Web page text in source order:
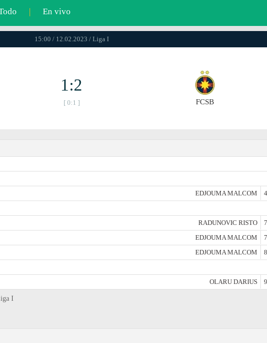
| En vivo
15:00 / 12.02.2023 / Liga I
1:2
[ 0:1 ] FCSB
EDJOUMA MALCOM
RADUNOVIC RISTO
EDJOUMA MALCOM
EDJOUMA MALCOM
OLARU DARIUS
I